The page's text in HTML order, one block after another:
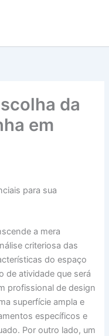
da
em
para sua
a mera
criteriosa das
do espaço
de atividade que será
profissional de design
superfície ampla e
específicos e
Por outro lado, um